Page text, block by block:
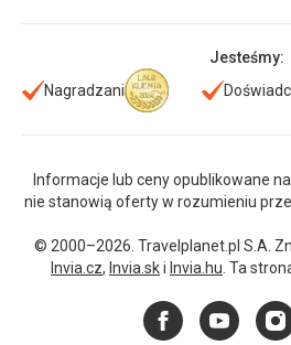
Jesteśmy:
Nagradzani
Informacje lub ceny opublikowane
nie stanowią oferty w rozumieniu
© 2000–2026. Travelplanet.pl S.A.
Invia.cz, Invia.ski Invia.hu . Ta
FacebookYouTube